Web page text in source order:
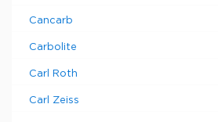
Cancarb
Carbolite
Carl Roth
Carl Zeiss